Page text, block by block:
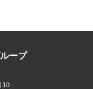
ープ
10